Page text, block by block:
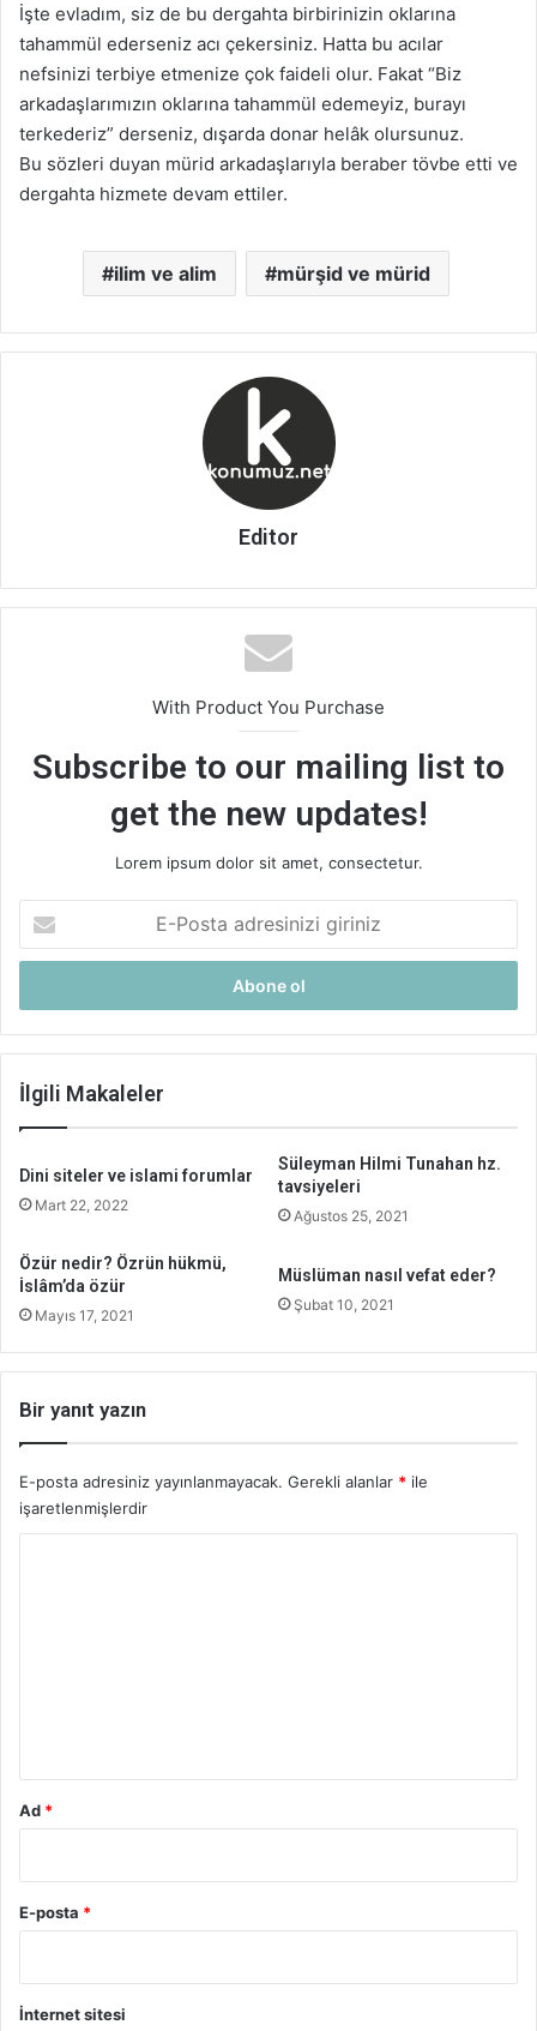
İşte evladım, siz de bu dergahta birbirinizin oklarına
tahammül ederseniz acı çekersiniz. Hatta bu acılar
nefsinizi terbiye etmenize çok faideli olur. Fakat “Biz
arkadaşlarımızın oklarına tahammül edemeyiz, burayı
terkederiz” derseniz, dışarda donar helâk olursunuz.
Bu sözleri duyan mürid arkadaşlarıyla beraber tövbe etti ve
dergahta hizmete devam ettiler.
ilim ve alim mürşid ve mürid
Editor
With Product You Purchase
Subscribe to our mailing list to
get the new updates!
Lorem ipsum dolor sit amet, consectetur.
Posta
adresinizi
İlgili Makaleler
Dini siteler ve islami forumlar
Mart 22, 2022
Süleyman Hilmi Tunahan hz.
tavsiyeleri
Ağustos 25, 2021
Özür nedir? Özrün hükmü,
İslâm’da özür
Mayıs 17, 2021
Müslüman nasıl vefat eder?
Şubat 10, 2021
Bir yanıt yazın
E-posta adresiniz yayınlanmayacak. Gerekli alanlar * ile
işaretlenmişlerdir
Ad *
E-posta *
İnternet sitesi